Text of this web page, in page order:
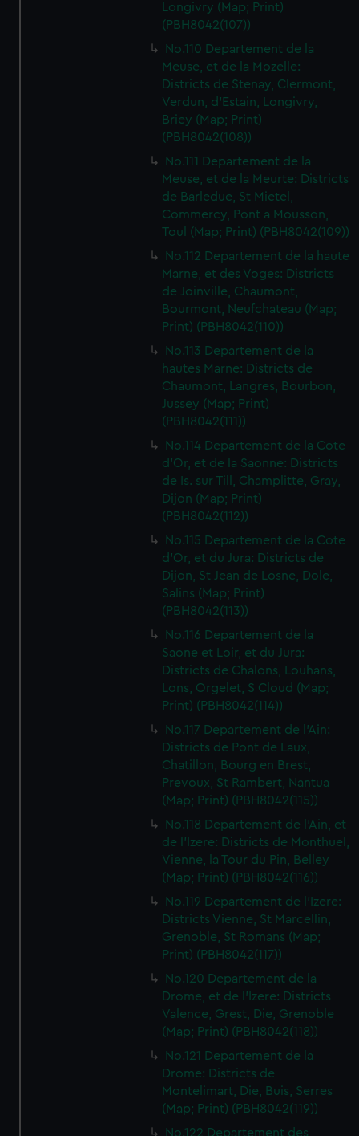
Longivry (Map; Print)
(PBH8042(107))
No.110 Departement de la
Meuse, et de la Mozelle:
Districts de Stenay, Clermont,
Verdun, d'Estain, Longivry,
Briey (Map; Print)
(PBH8042(108))
No.111 Departement de la
Meuse, et de la Meurte: Districts
de Barledue, St Mietel,
Commercy, Pont a Mousson,
Toul (Map; Print) (PBH8042(109))
No.112 Departement de la haute
Marne, et des Voges: Districts
de Joinville, Chaumont,
Bourmont, Neufchateau (Map;
Print) (PBH8042(110))
No.113 Departement de la
hautes Marne: Districts de
Chaumont, Langres, Bourbon,
Jussey (Map; Print)
(PBH8042(111))
No.114 Departement de la Cote
d'Or, et de la Saonne: Districts
de Is. sur Till, Champlitte, Gray,
Dijon (Map; Print)
(PBH8042(112))
No.115 Departement de la Cote
d'Or, et du Jura: Districts de
Dijon, St Jean de Losne, Dole,
Salins (Map; Print)
(PBH8042(113))
No.116 Departement de la
Saone et Loir, et du Jura:
Districts de Chalons, Louhans,
Lons, Orgelet, S Cloud (Map;
Print) (PBH8042(114))
No.117 Departement de l'Ain:
Districts de Pont de Laux,
Chatillon, Bourg en Brest,
Prevoux, St Rambert, Nantua
(Map; Print) (PBH8042(115))
No.118 Departement de l'Ain, et
de l'Izere: Districts de Monthuel,
Vienne, la Tour du Pin, Belley
(Map; Print) (PBH8042(116))
No.119 Departement de l'Izere:
Districts Vienne, St Marcellin,
Grenoble, St Romans (Map;
Print) (PBH8042(117))
No.120 Departement de la
Drome, et de l'Izere: Districts
Valence, Grest, Die, Grenoble
(Map; Print) (PBH8042(118))
No.121 Departement de la
Drome: Districts de
Montelimart, Die, Buis, Serres
(Map; Print) (PBH8042(119))
No.122 Departement des